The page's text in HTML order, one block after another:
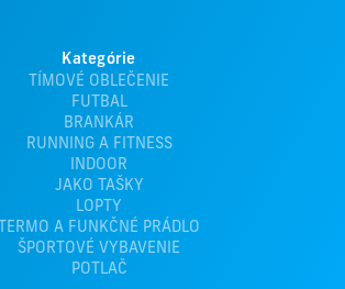
Kategórie
TÍMOVÉ OBLEČENIE
FUTBAL
BRANKÁR
RUNNING A FITNESS
INDOOR
JAKO TAŠKY
LOPTY
TERMO A FUNKČNÉ PRÁDLO
ŠPORTOVÉ VYBAVENIE
POTLAČ